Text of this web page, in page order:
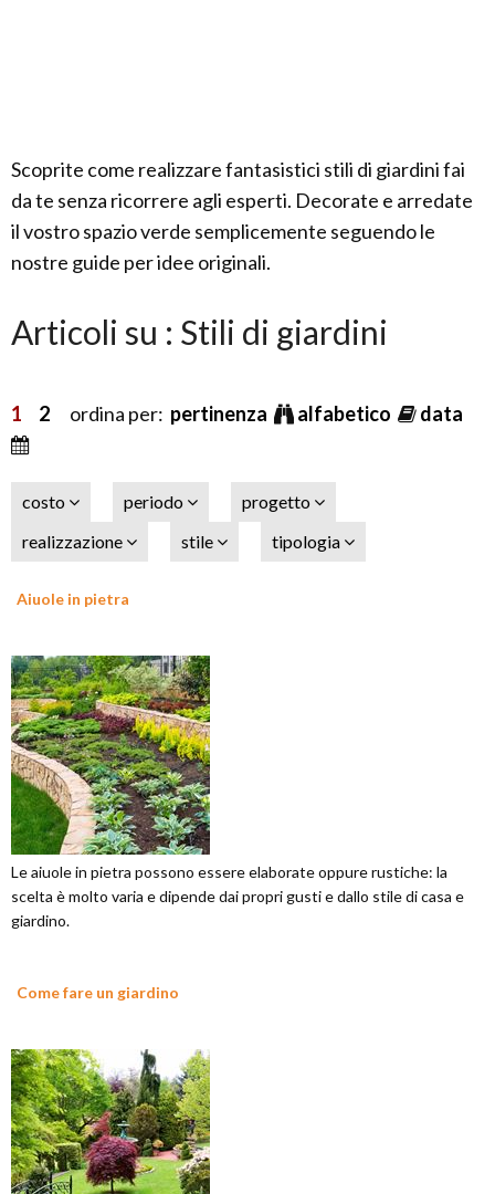
Scoprite come realizzare fantasistici stili di giardini fai
da te senza ricorrere agli esperti. Decorate e arredate
il vostro spazio verde semplicemente seguendo le
nostre guide per idee originali.
Articoli su : Stili di giardini
1 2 ordina per: pertinenza alfabetico data
costo periodo
progetto
realizzazione
stile tipologia
Aiuole in pietra
Le aiuole in pietra possono essere elaborate oppure rustiche: la
scelta è molto varia e dipende dai propri gusti e dallo stile di casa e
giardino.
Come fare un giardino